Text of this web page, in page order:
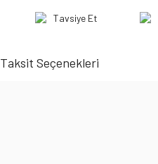
Tavsiye Et
Taksit Seçenekleri